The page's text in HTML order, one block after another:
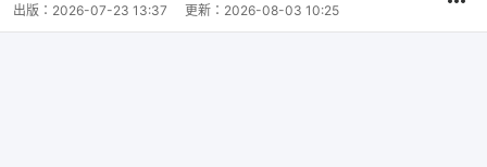
出版： 2026-07-23 13:37 更新： 2026-08-03 10:25